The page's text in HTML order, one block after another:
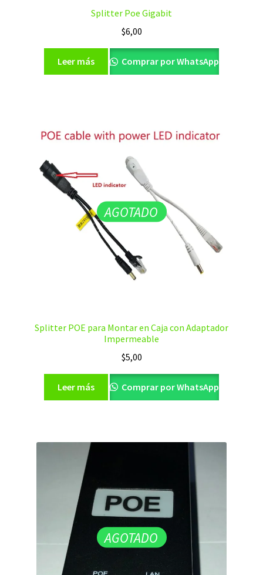
Splitter Poe Gigabit
$6,00
Leer más Comprar por WhatsApp
AGOTADO
Splitter POE para Montar en Caja con Adaptador
Impermeable
$5,00
Leer más Comprar por WhatsApp
AGOTADO